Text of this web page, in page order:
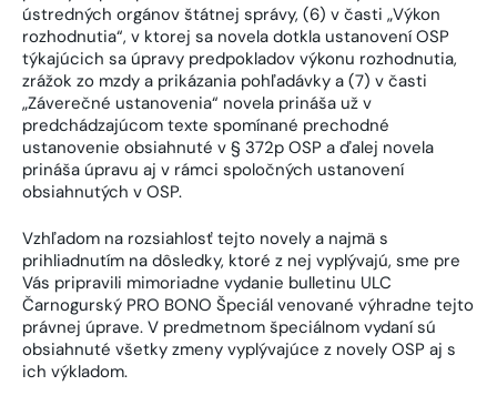
ústredných orgánov štátnej správy, (6) v časti „Výkon
rozhodnutia“, v ktorej sa novela dotkla ustanovení OSP
týkajúcich sa úpravy predpokladov výkonu rozhodnutia,
zrážok zo mzdy a prikázania pohľadávky a (7) v časti
„Záverečné ustanovenia“ novela prináša už v
predchádzajúcom texte spomínané prechodné
ustanovenie obsiahnuté v § 372p OSP a ďalej novela
prináša úpravu aj v rámci spoločných ustanovení
obsiahnutých v OSP.
Vzhľadom na rozsiahlosť tejto novely a najmä s
prihliadnutím na dôsledky, ktoré z nej vyplývajú, sme pre
Vás pripravili mimoriadne vydanie bulletinu ULC
Čarnogurský PRO BONO Špeciál venované výhradne tejto
právnej úprave. V predmetnom špeciálnom vydaní sú
obsiahnuté všetky zmeny vyplývajúce z novely OSP aj s
ich výkladom.